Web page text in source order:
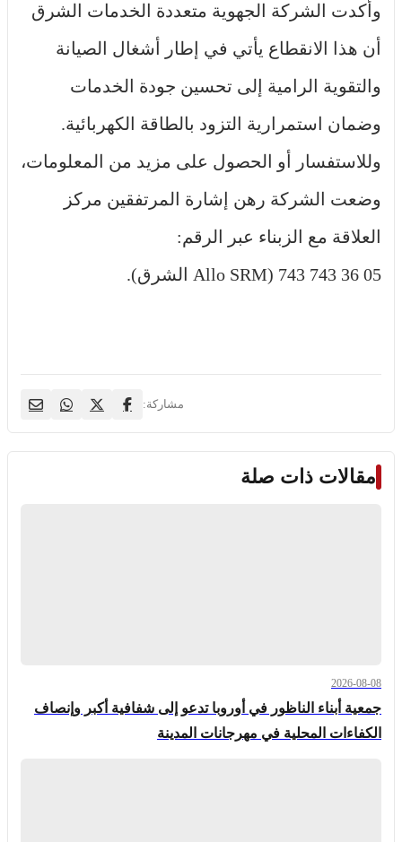
وأكدت الشركة الجهوية متعددة الخدمات الشرق
أن هذا الانقطاع يأتي في إطار أشغال الصيانة
والتقوية الرامية إلى تحسين جودة الخدمات
وضمان استمرارية التزود بالطاقة الكهربائية.
وللاستفسار أو الحصول على مزيد من المعلومات،
وضعت الشركة رهن إشارة المرتفقين مركز
العلاقة مع الزبناء عبر الرقم:
05 36 743 743 (Allo SRM الشرق).
مشاركة:
مقالات ذات صلة
2026-08-08
جمعية أبناء الناظور في أوروبا تدعو إلى شفافية أكبر وإنصاف
الكفاءات المحلية في مهرجانات المدينة